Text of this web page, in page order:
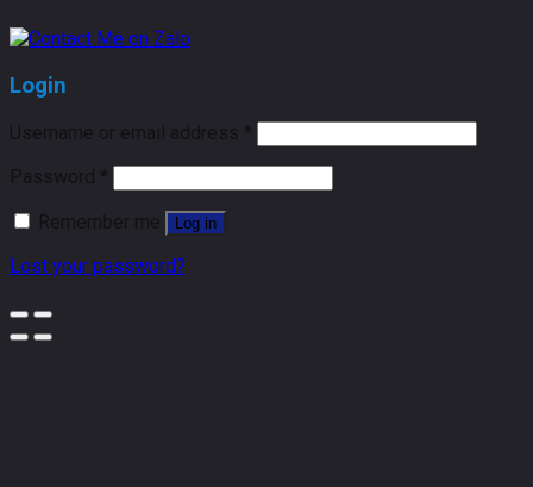
Login
Username or email address *
Password *
Remember me
Log in
Lost your password?